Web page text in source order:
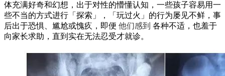
体充满好奇和幻想，出于对性的懵懂认知，一些孩子容易用一
些不当的方式进行「探索」，「玩过火」的行为屡见不鲜，事
后出于恐惧、尴尬或愧疚，即便 他们感到 各种不适，也羞于
向家长求助，直到实在无法忍受才就诊。